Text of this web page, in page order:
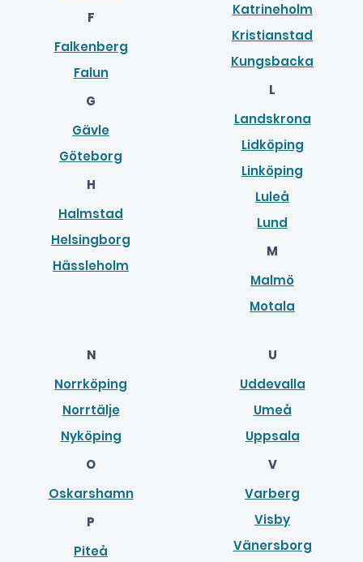
F
Falkenberg
Falun
G
Gävle
Göteborg
H
Halmstad
Helsingborg
Hässleholm
Katrineholm
Kristianstad
Kungsbacka
L
Landskrona
Lidköping
Linköping
Luleå
Lund
M
Malmö
Motala
N
Norrköping
Norrtälje
Nyköping
O
Oskarshamn
P
Piteå
U
Uddevalla
Umeå
Uppsala
V
Varberg
Visby
Vänersborg